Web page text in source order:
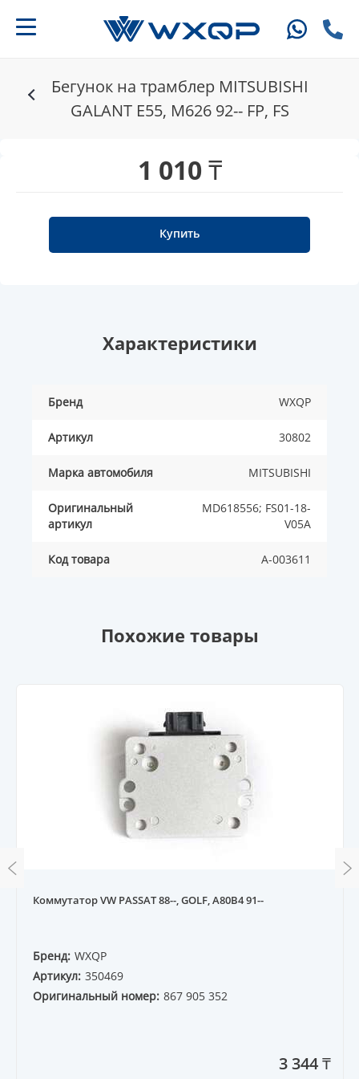
Бегунок на трамблер MITSUBISHI
GALANT E55, M626 92-- FP, FS
1 010 ₸
Купить
Характеристики
Бренд WXQP
Артикул 30802
Марка автомобиля MITSUBISHI
Оригинальный
артикул
MD618556; FS01-18-
V05A
Код товара A-003611
Похожие товары
Коммутатор VW PASSAT 88--, GOLF, A80B4 91--
Бренд: WXQP
Артикул: 350469
Оригинальный номер: 867 905 352
3 344 ₸